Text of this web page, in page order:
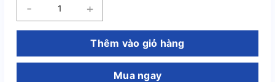
- +
Thêm vào giỏ hàng
Mua ngay